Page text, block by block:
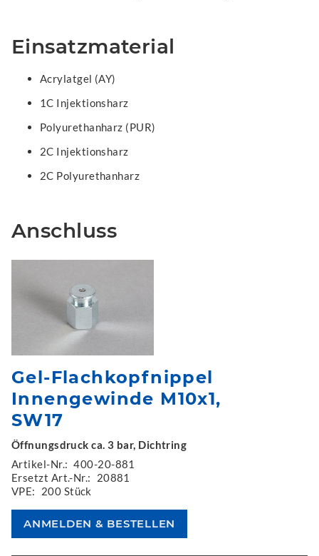
Einsatzmaterial
Acrylatgel (AY)
1C Injektionsharz
Polyurethanharz (PUR)
2C Injektionsharz
2C Polyurethanharz
Anschluss
Gel-Flachkopfnippel
Innengewinde M10x1,
SW17
Öffnungsdruck ca. 3 bar, Dichtring
Artikel-Nr.: 400-20-881
Ersetzt Art.-Nr.:
20881
VPE:
200 Stück